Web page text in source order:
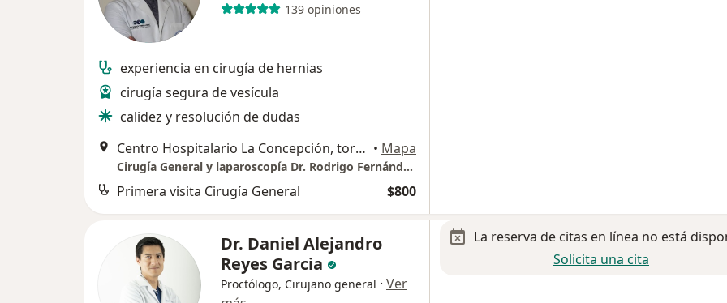
139 opiniones
experiencia en cirugía de hernias
cirugía segura de vesícula
calidez y resolución de dudas
Centro Hospitalario La Concepción, torre II Consultorio #25, Saltillo • Mapa
Cirugía General y laparoscopía Dr. Rodrigo Fernández Guerra
Primera visita Cirugía General $800
Dr. Daniel Alejandro
Reyes Garcia
Proctólogo, Cirujano general · Ver
La reserva de citas en línea no está
Solicita una cita